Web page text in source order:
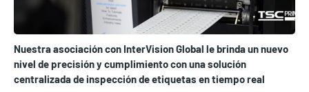
Nuestra asociación con InterVision Global le brinda un nuevo
nivel de precisión y cumplimiento con una solución
centralizada de inspección de etiquetas en tiempo real